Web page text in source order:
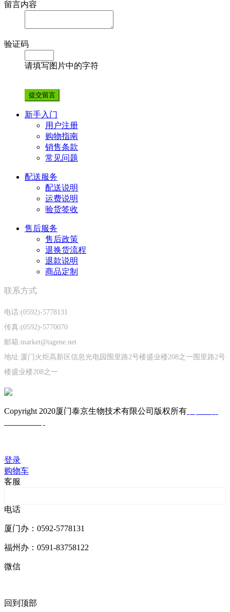
留言内容
验证码
请填写图片中的字符
新手入门
用户注册
购物指南
销售条款
常见问题
配送服务
配送说明
运费说明
验货签收
售后服务
售后政策
退换货流程
退款说明
商品定制
联系方式
电话:(0592)-5778131
传真:(0592)-5770070
邮箱:market@tagene.net
地址:厦门火炬高新区信息光电园围里路2号楼盛业楼208之一围里路2号
楼盛业楼208之一
Copyright 2020厦门泰京生物技术有限公司版权所有
登录
购物车
客服
电话
厦门办：0592-5778131
福州办：0591-83758122
微信
回到顶部